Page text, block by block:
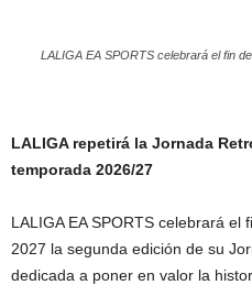
LALIGA EA SPORTS celebrará el fin
LALIGA repetirá la Jornada
temporada 2026/27
LALIGA EA SPORTS celebrará
2027 la segunda edición de su
dedicada a poner en valor la